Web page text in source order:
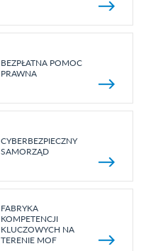
BEZPŁATNA POMOC
PRAWNA
CYBERBEZPIECZNY
SAMORZĄD
FABRYKA
KOMPETENCJI
KLUCZOWYCH NA
TERENIE MOF